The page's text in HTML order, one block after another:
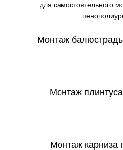
для самостоятельного
Монтаж
Монтаж
Монтаж карниза